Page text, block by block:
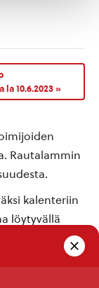
la 10.6.2023»
Rautalammin
kalenteriin
löytyvällä